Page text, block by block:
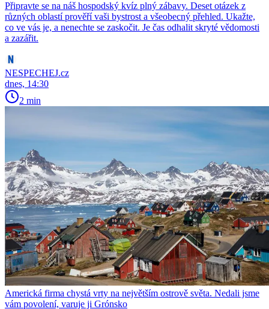
Připravte se na náš hospodský kvíz plný zábavy. Deset otázek z
různých oblastí prověří vaši bystrost a všeobecný přehled. Ukažte,
co ve vás je, a nenechte se zaskočit. Je čas odhalit skryté vědomosti
a zazářit.
NESPECHEJ.cz
dnes, 14:30
2 min
Americká firma chystá vrty na největším ostrově světa. Nedali jsme
vám povolení, varuje ji Grónsko